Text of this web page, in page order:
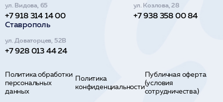
ул. Видова, 65
+7 918 314 14 00
ул. Козлова, 28
+7 938 358 00 84
Ставрополь
ул. Доваторцев, 52В
+7 928 013 44 24
Политика обработки
персональных
данных
Политика
конфиденциальности
Публичная оферта
(условия
сотрудничества)